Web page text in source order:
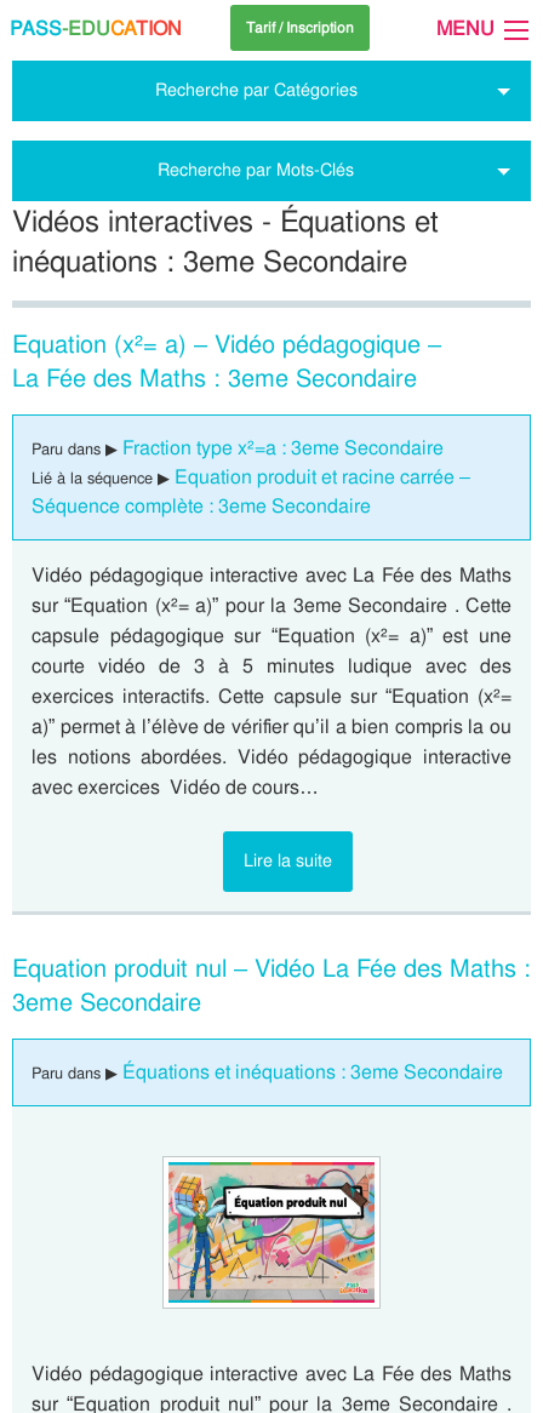
PASS-EDUCATION Tarif / Inscription MENU
Recherche par Catégories
Recherche par Mots-Clés
Vidéos interactives - Équations et
inéquations : 3eme Secondaire
Equation (x²= a) – Vidéo pédagogique –
La Fée des Maths : 3eme Secondaire
Paru dans ▶ Fraction type x²=a : 3eme Secondaire
Lié à la séquence ▶ Equation produit et racine carrée –
Séquence complète : 3eme Secondaire
Vidéo pédagogique interactive avec La Fée des Maths
sur “Equation (x²= a)” pour la 3eme Secondaire . Cette
capsule pédagogique sur “Equation (x²= a)” est une
courte vidéo de 3 à 5 minutes ludique avec des
exercices interactifs. Cette capsule sur “Equation (x²=
a)” permet à l’élève de vérifier qu’il a bien compris la ou
les notions abordées. Vidéo pédagogique interactive
avec exercices Vidéo de cours…
Lire la suite
Equation produit nul – Vidéo La Fée des Maths :
3eme Secondaire
Paru dans ▶ Équations et inéquations : 3eme Secondaire
Vidéo pédagogique interactive avec La Fée des Maths
sur “Equation produit nul” pour la 3eme Secondaire .